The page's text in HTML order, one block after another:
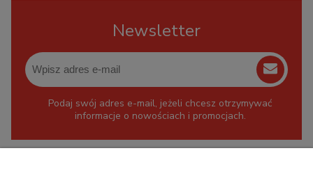
Newsletter
Podaj swój adres e-mail, jeżeli chcesz otrzymywać
informacje o nowościach i promocjach.